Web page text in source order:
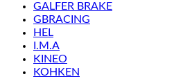
GALFER BRAKE
GBRACING
HEL
I.M.A
KINEO
KOHKEN